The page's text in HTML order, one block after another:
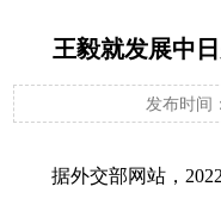
王毅就发展中
发布时间
据外交部网站，